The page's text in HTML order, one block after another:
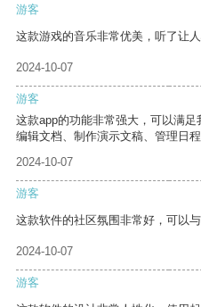
游客
这款游戏的音乐非常优美，听了让人
2024-10-07
游客
这款app的功能非常强大，可以满
编辑文档、制作演示文稿、管理日程
2024-10-07
游客
这款软件的社区氛围非常好，可以
2024-10-07
游客